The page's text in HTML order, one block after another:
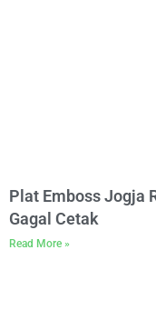
Plat Emboss Jogja
Gagal Cetak
Read More »